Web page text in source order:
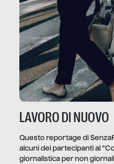
LAVORO DI NUOVO
Questo reportage di
alcuni dei partecipanti al
giornalistica per non